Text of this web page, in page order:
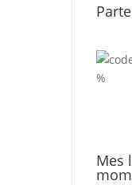
Mes